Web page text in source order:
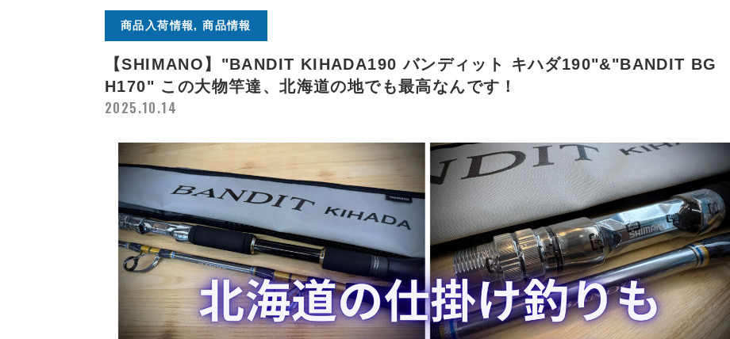
商品入荷情報, 商品情報
【SHIMANO】"BANDIT KIHADA190 バンディット キハダ190"&"BANDIT BG
H170" この大物竿達、北海道の地でも最高なんです！
2025.10.14